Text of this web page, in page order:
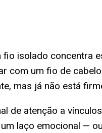
isolado concentra
com um fio de
mas já não está
de atenção a
laço emocional —